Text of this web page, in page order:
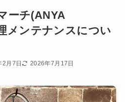
ーチ(ANYA
メンテナンスについ
月7日 2026年7月17日